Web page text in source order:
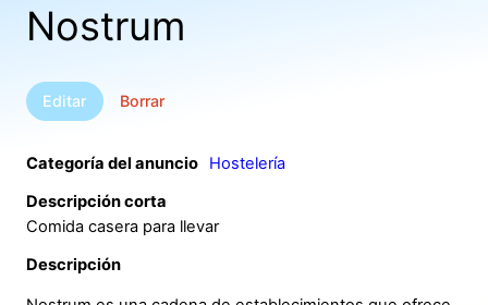
Nostrum
Editar Borrar
Categoría del anuncio
Hostelería
Descripción corta
Comida casera para llevar
Descripción